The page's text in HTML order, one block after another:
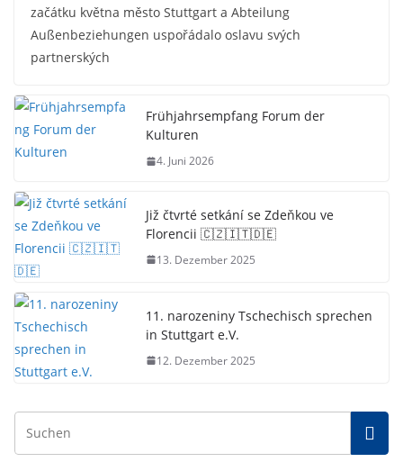
začátku května město Stuttgart a Abteilung
Außenbeziehungen uspořádalo oslavu svých
partnerských
Frühjahrsempfang Forum der
Kulturen
4. Juni 2026
Již čtvrté setkání se Zdeňkou ve
Florencii 🇨🇿🇮🇹🇩🇪
13. Dezember 2025
11. narozeniny Tschechisch sprechen
in Stuttgart e.V.
12. Dezember 2025